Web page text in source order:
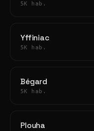
5K hab.
Yffiniac
5K hab.
Bégard
5K hab.
Plouha